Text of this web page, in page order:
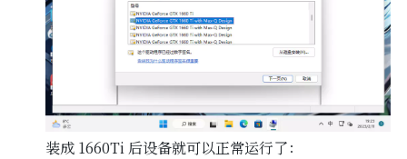
装成 1660Ti 后设备就可以正常运行了：